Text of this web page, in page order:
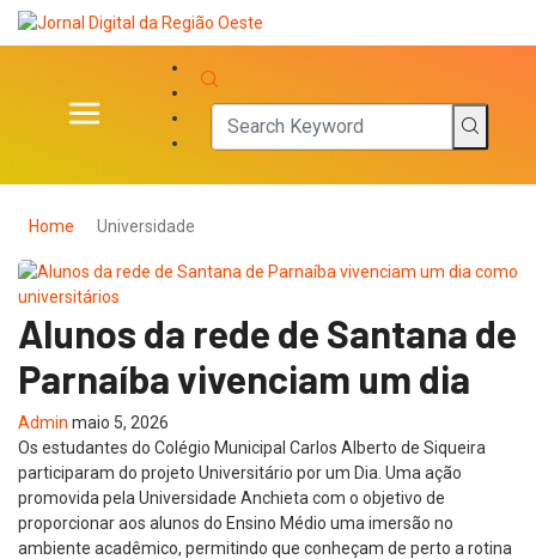
Home Universidade
Alunos da rede de Santana de
Parnaíba vivenciam um dia
Admin maio 5, 2026
Os estudantes do Colégio Municipal Carlos Alberto de Siqueira
participaram do projeto Universitário por um Dia. Uma ação
promovida pela Universidade Anchieta com o objetivo de
proporcionar aos alunos do Ensino Médio uma imersão no
ambiente acadêmico, permitindo que conheçam de perto a rotina